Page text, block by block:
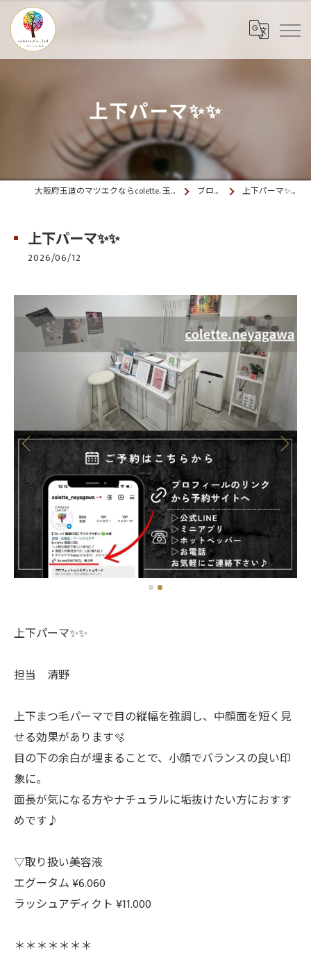
上下パーマ✨✨
大阪府玉造のマツエクならcolette. 玉造 ブログ 上下パーマ✨✨
上下パーマ✨✨
2026/06/12
上下パーマ✨✨
担当 清野
上下まつ毛パーマで目の縦幅を強調し、中顔面を短く見
せる効果があります🫧
目の下の余白が埋まることで、小顔でバランスの良い印
象に。
面長が気になる方やナチュラルに垢抜けたい方におすす
めです♪
▽取り扱い美容液
エグータム ¥6.060
ラッシュアディクト ¥11.000
＊＊＊＊＊＊＊